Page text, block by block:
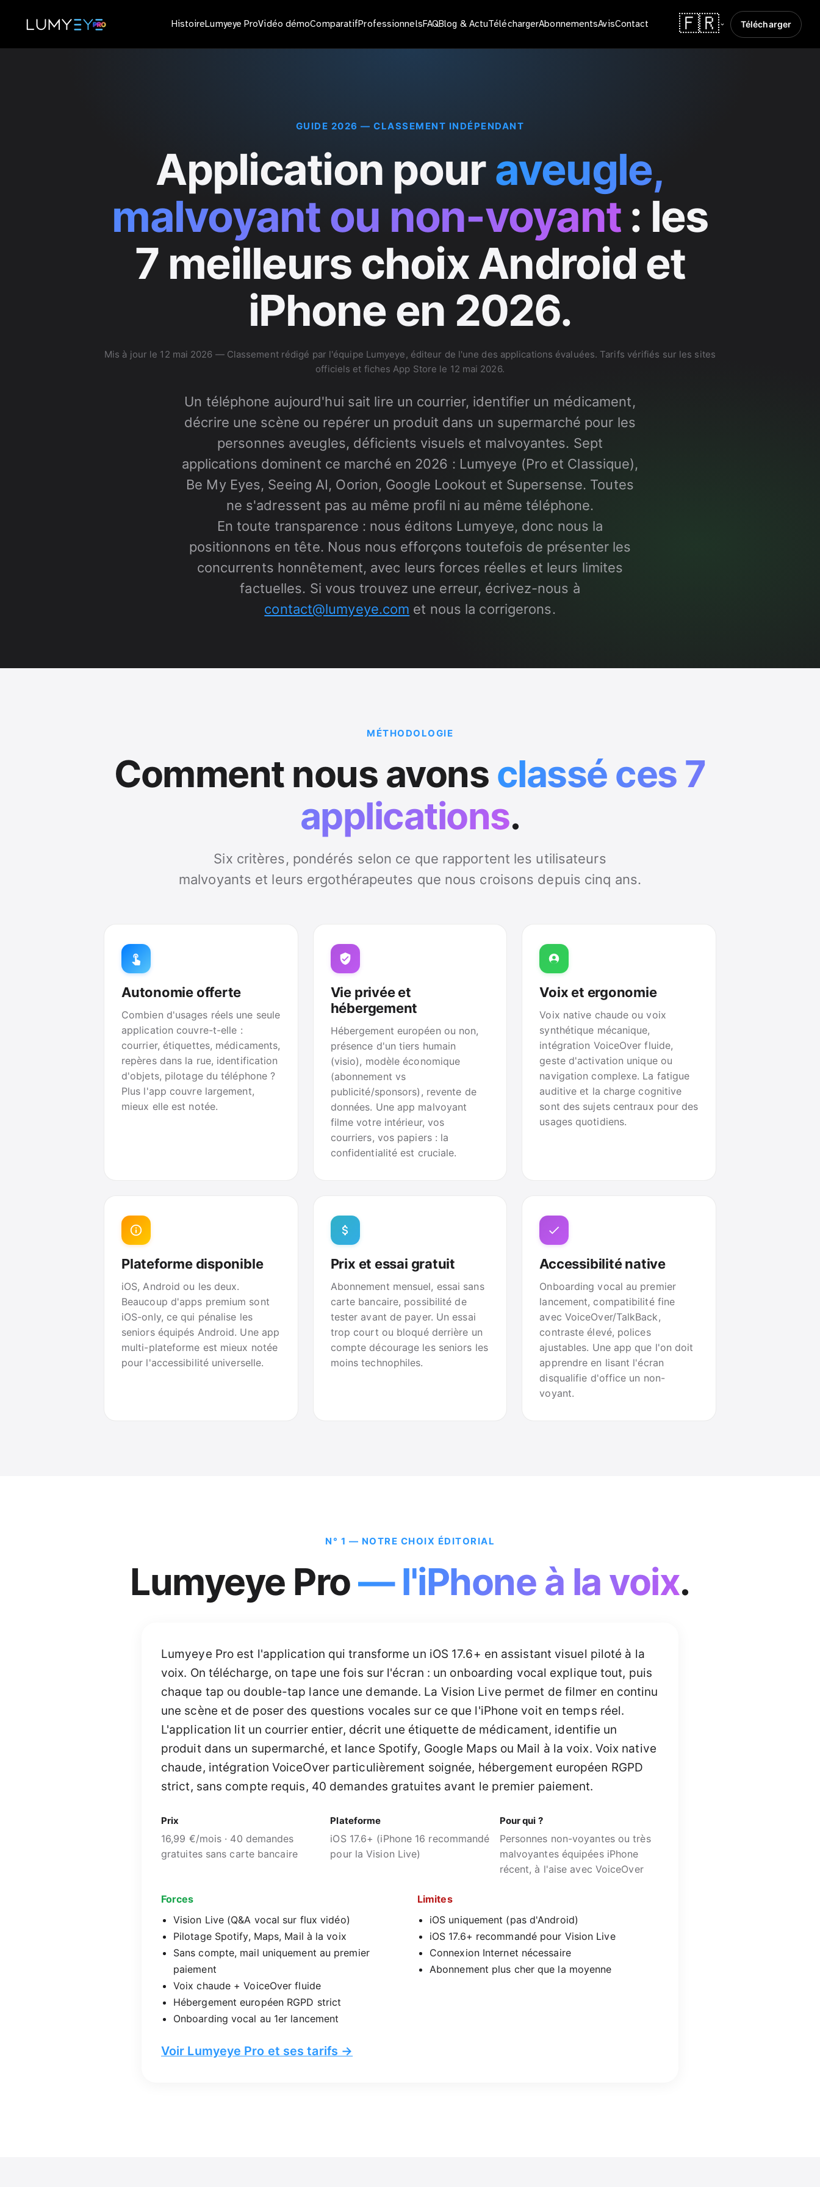
HistoireLumyeye ProVidéo démoComparatifProfessionnelsFAQBlog & ActuTéléchargerAbonnementsAvisContact 🇫🇷 Télécharger
GUIDE 2026 — CLASSEMENT INDÉPENDANT
Application pouraveugle,
malvoyant ou non-voyant : les
7 meilleurs choix Android et
iPhone en 2026.
Mis à jour le 12 mai 2026 — Classement rédigé par l'équipe Lumyeye, éditeur de l'une des applications évaluées. Tarifs vérifiés sur les sites
officiels et fiches App Store le 12 mai 2026.
Un téléphone aujourd'hui sait lire un courrier, identifier un médicament,
décrire une scène ou repérer un produit dans un supermarché pour les
personnes aveugles, déficients visuels et malvoyantes. Sept
applications dominent ce marché en 2026 : Lumyeye (Pro et Classique),
Be My Eyes, Seeing AI, Oorion, Google Lookout et Supersense. Toutes
ne s'adressent pas au même profil ni au même téléphone.
En toute transparence : nous éditons Lumyeye, donc nous la
positionnons en tête. Nous nous efforçons toutefois de présenter les
concurrents honnêtement, avec leurs forces réelles et leurs limites
factuelles. Si vous trouvez une erreur, écrivez-nous à
contact@lumyeye.com et nous la corrigerons.
MÉTHODOLOGIE
Comment nous avons classé ces 7
applications.
Six critères, pondérés selon ce que rapportent les utilisateurs
malvoyants et leurs ergothérapeutes que nous croisons depuis cinq ans.
Autonomie offerte
Combien d'usages réels une seule
application couvre-t-elle :
courrier, étiquettes, médicaments,
repères dans la rue, identification
d'objets, pilotage du téléphone ?
Plus l'app couvre largement,
mieux elle est notée.
Vie privée et
hébergement
Hébergement européen ou non,
présence d'un tiers humain
(visio), modèle économique
(abonnement vs
publicité/sponsors), revente de
données. Une app malvoyant
filme votre intérieur, vos
courriers, vos papiers : la
confidentialité est cruciale.
Voix et ergonomie
Voix native chaude ou voix
synthétique mécanique,
intégration VoiceOver fluide,
geste d'activation unique ou
navigation complexe. La fatigue
auditive et la charge cognitive
sont des sujets centraux pour des
usages quotidiens.
Plateforme disponible
iOS, Android ou les deux.
Beaucoup d'apps premium sont
iOS-only, ce qui pénalise les
seniors équipés Android. Une app
multi-plateforme est mieux notée
pour l'accessibilité universelle.
Prix et essai gratuit
Abonnement mensuel, essai sans
carte bancaire, possibilité de
tester avant de payer. Un essai
trop court ou bloqué derrière un
compte décourage les seniors les
moins technophiles.
Accessibilité native
Onboarding vocal au premier
lancement, compatibilité fine
avec VoiceOver/TalkBack,
contraste élevé, polices
ajustables. Une app que l'on doit
apprendre en lisant l'écran
disqualifie d'office un non-
voyant.
N° 1 — NOTRE CHOIX ÉDITORIAL
Lumyeye Pro— l'iPhone à la voix.
Lumyeye Pro est l'application qui transforme un iOS 17.6+ en assistant visuel piloté à la
voix. On télécharge, on tape une fois sur l'écran : un onboarding vocal explique tout, puis
chaque tap ou double-tap lance une demande. La Vision Live permet de filmer en continu
une scène et de poser des questions vocales sur ce que l'iPhone voit en temps réel.
L'application lit un courrier entier, décrit une étiquette de médicament, identifie un
produit dans un supermarché, et lance Spotify, Google Maps ou Mail à la voix. Voix native
chaude, intégration VoiceOver particulièrement soignée, hébergement européen RGPD
strict, sans compte requis, 40 demandes gratuites avant le premier paiement.
Prix
16,99 €/mois · 40 demandes
gratuites sans carte bancaire
Plateforme
iOS 17.6+ (iPhone 16 recommandé
pour la Vision Live)
Pour qui ?
Personnes non-voyantes ou très
malvoyantes équipées iPhone
récent, à l'aise avec VoiceOver
Forces
Vision Live (Q&A vocal sur flux vidéo)
Pilotage Spotify, Maps, Mail à la voix
Sans compte, mail uniquement au premier
paiement
Voix chaude + VoiceOver fluide
Hébergement européen RGPD strict
Onboarding vocal au 1er lancement
Limites
iOS uniquement (pas d'Android)
iOS 17.6+ recommandé pour Vision Live
Connexion Internet nécessaire
Abonnement plus cher que la moyenne
Voir Lumyeye Pro et ses tarifs →